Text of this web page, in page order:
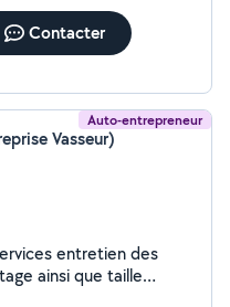
Contacter
Auto-entrepreneur
Vasseur)
entretien des
ainsi que taille